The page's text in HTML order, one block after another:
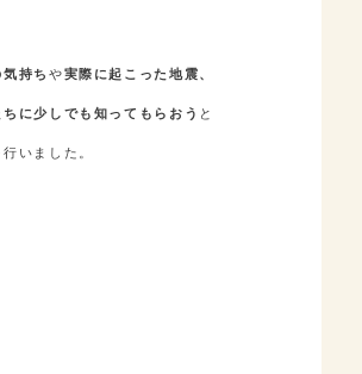
持ち や実際に起こった地震、
に少しでも知ってもらおう と
行いました。